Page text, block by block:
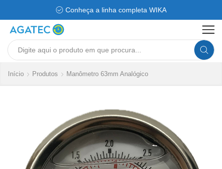
Conheça a linha completa WIKA
Search
Início Produtos Manômetro 63mm Analógico